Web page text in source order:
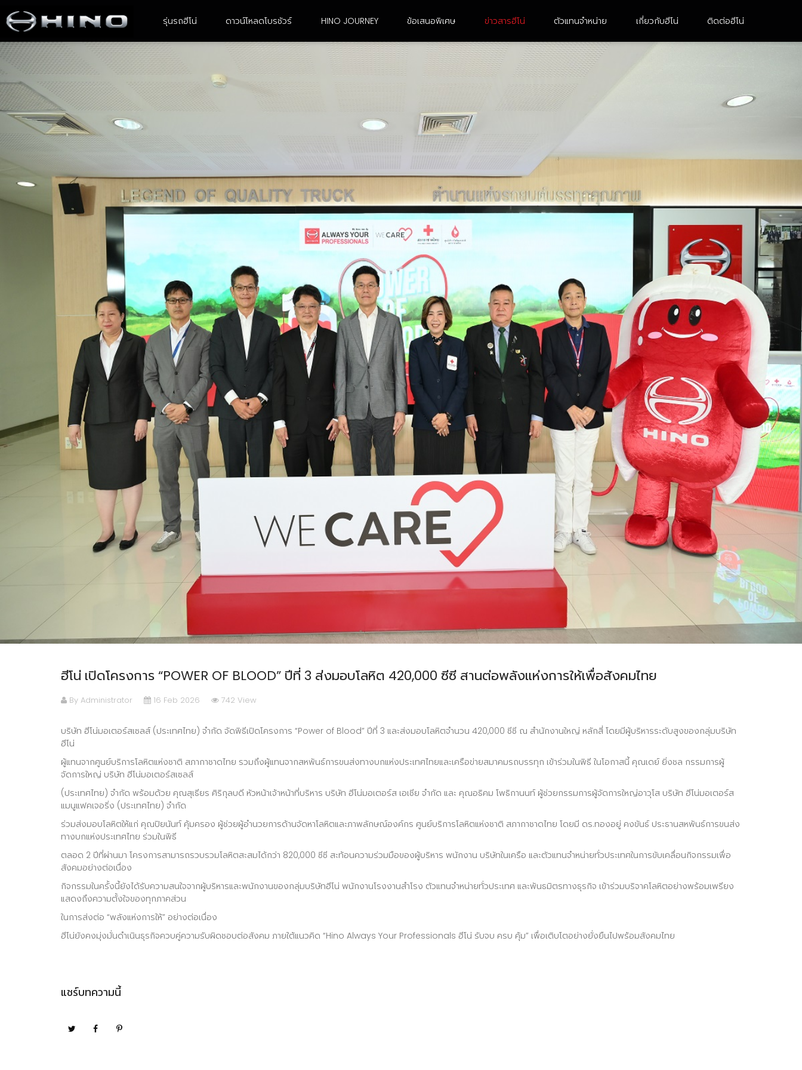
รุ่นรถฮีโน่
4-6 ล้อ ขนาดเล็ก
XZU Atom
XZU ATOM With Body
XZU 600R
XZU 640R
6 ล้อ ขนาดกลาง 6 ล้อ ขนาดใหญ่
FG8JF3D-ACDMH
FG8JM3A-ACDMH
FG8JP3A-ACDMH
FG8JR3A-ACDMH
FG8JT3A-ACDMH
10 ล้อ เพลาเดียว
FL8JN3A-CCDMH
FL8JT3A-CCDMH
FL8JW3A-CCDMH
FL8JT3G-CCDMH
FL1AN3A-BDDMH
FL1AS3A-BDDMH
FL1AS3G-BDDMH
FL1AW3A-BDDMH
10 ล้อ 2 เพลา
FM1AN3D-BDDMH
FM1AN3D-BDDMH (M)
FG8JH3B
ดาวน์โหลดโบรชัวร์ HINO JOURNEY ข้อเสนอพิเศษ ข่าวสารฮีโน่ ตัวแทนจำหน่าย เกี่ยวกับฮีโน่ ติดต่อฮีโน่
ฮีโน่ เปิดโครงการ “POWER OF BLOOD” ปีที่ 3 ส่งมอบโลหิต 420,000 ซีซี สานต่อพลังแห่งการให้เพื่อสังคมไทย
By Administrator 16 Feb 2026 742 View
บริษัท ฮีโน่มอเตอร์สเซลส์ (ประเทศไทย) จำกัด จัดพิธีเปิดโครงการ “Power of Blood” ปีที่ 3 และส่งมอบโลหิตจำนวน 420,000 ซีซี ณ สำนักงานใหญ่ หลักสี่ โดยมีผู้บริหารระดับสูงของกลุ่มบริษัท
ฮีโน่
ผู้แทนจากศูนย์บริการโลหิตแห่งชาติ สภากาชาดไทย รวมถึงผู้แทนจากสหพันธ์การขนส่งทางบกแห่งประเทศไทยและเครือข่ายสมาคมรถบรรทุก เข้าร่วมในพิธี ในโอกาสนี้ คุณเดย์ ยิ่งชล กรรมการผู้
จัดการใหญ่ บริษัท ฮีโน่มอเตอร์สเซลส์
(ประเทศไทย) จำกัด พร้อมด้วย คุณสุเธียร ศิริกุลบดี หัวหน้าเจ้าหน้าที่บริหาร บริษัท ฮีโน่มอเตอร์ส เอเชีย จำกัด และ คุณอธิคม โพธิกานนท์ ผู้ช่วยกรรมการผู้จัดการใหญ่อาวุโส บริษัท ฮีโน่มอเตอร์ส
แมนูแฟคเจอริ่ง (ประเทศไทย) จำกัด
ร่วมส่งมอบโลหิตให้แก่ คุณปิยนันท์ คุ้มครอง ผู้ช่วยผู้อำนวยการด้านจัดหาโลหิตและภาพลักษณ์องค์กร ศูนย์บริการโลหิตแห่งชาติ สภากาชาดไทย โดยมี ดร.ทองอยู่ คงขันธ์ ประธานสหพันธ์การขนส่ง
ทางบกแห่งประเทศไทย ร่วมในพิธี
ตลอด 2 ปีที่ผ่านมา โครงการสามารถรวบรวมโลหิตสะสมได้กว่า 820,000 ซีซี สะท้อนความร่วมมือของผู้บริหาร พนักงาน บริษัทในเครือ และตัวแทนจำหน่ายทั่วประเทศในการขับเคลื่อนกิจกรรมเพื่อ
สังคมอย่างต่อเนื่อง
กิจกรรมในครั้งนี้ยังได้รับความสนใจจากผู้บริหารและพนักงานของกลุ่มบริษัทฮีโน่ พนักงานโรงงานสำโรง ตัวแทนจำหน่ายทั่วประเทศ และพันธมิตรทางธุรกิจ เข้าร่วมบริจาคโลหิตอย่างพร้อมเพรียง
แสดงถึงความตั้งใจของทุกภาคส่วน
ในการส่งต่อ “พลังแห่งการให้” อย่างต่อเนื่อง
ฮีโน่ยังคงมุ่งมั่นดำเนินธุรกิจควบคู่ความรับผิดชอบต่อสังคม ภายใต้แนวคิด “Hino Always Your Professionals ฮีโน่ รับจบ ครบ คุ้ม” เพื่อเติบโตอย่างยั่งยืนไปพร้อมสังคมไทย
แชร์บทความนี้